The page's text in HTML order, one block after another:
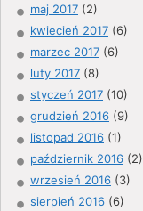
maj 2017 (2)
kwiecień 2017 (6)
marzec 2017 (6)
luty 2017 (8)
styczeń 2017 (10)
grudzień 2016 (9)
listopad 2016 (1)
październik 2016 (2)
wrzesień 2016 (3)
sierpień 2016 (6)